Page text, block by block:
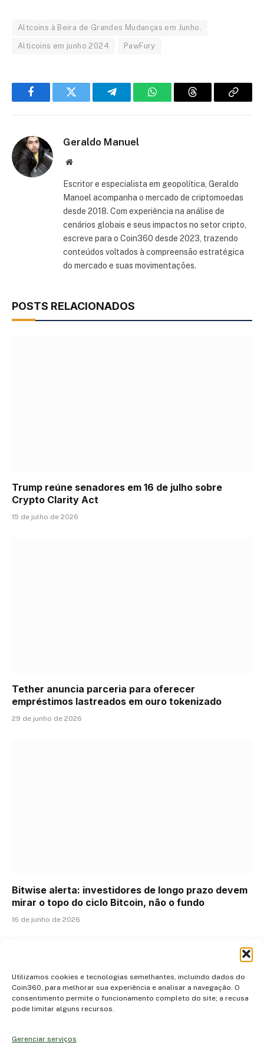
Utilizamos cookies e tecnologias semelhantes, incluindo dados do
Coin360, para melhorar sua experiência e analisar a navegação. O
consentimento permite o funcionamento completo do site; a recusa
pode limitar alguns recursos.
Gerenciar serviços
Altcoins à Beira de Grandes Mudanças em Junho.
Alticoins em junho 2024 PawFury
FacebookTwitter TelegramWhatsAppThreads Copiar
Geraldo Manuel
Site
Escritor e especialista em geopolítica, Geraldo
Manoel acompanha o mercado de criptomoedas
desde 2018. Com experiência na análise de
cenários globais e seus impactos no setor cripto,
escreve para o Coin360 desde 2023, trazendo
conteúdos voltados à compreensão estratégica
do mercado e suas movimentações.
POSTS RELACIONADOS
Trump reúne senadores em 16 de julho sobre
Crypto Clarity Act
15 de julho de 2026
Tether anuncia parceria para oferecer
empréstimos lastreados em ouro tokenizado
29 de junho de 2026
Bitwise alerta: investidores de longo prazo devem
mirar o topo do ciclo Bitcoin, não o fundo
16 de junho de 2026